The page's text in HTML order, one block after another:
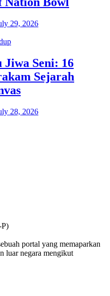
29, 2026
Jiwa Seni: 16
Sejarah
28, 2026
portal yang memaparkan
luar negara mengikut